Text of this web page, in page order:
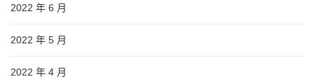
2022 年 6 月
2022 年 5 月
2022 年 4 月